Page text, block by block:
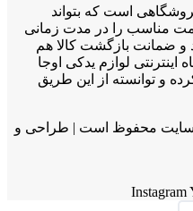
است که بتواند
مناسب را در مدت زمانی
و ضمانت بازگشت کالا هم
لوازم یدکی اوجا
و توانسته از این طریق
سایت محفوظ است | طراحی و
Instagram